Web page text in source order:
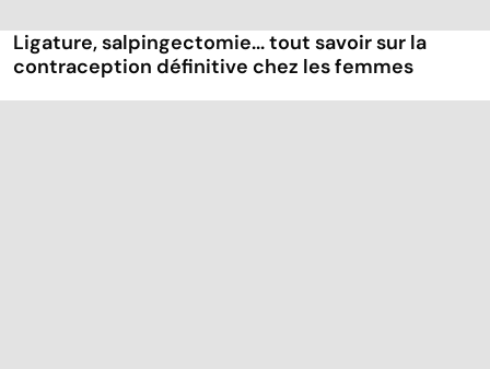
Ligature, salpingectomie... tout savoir sur la
contraception définitive chez les femmes